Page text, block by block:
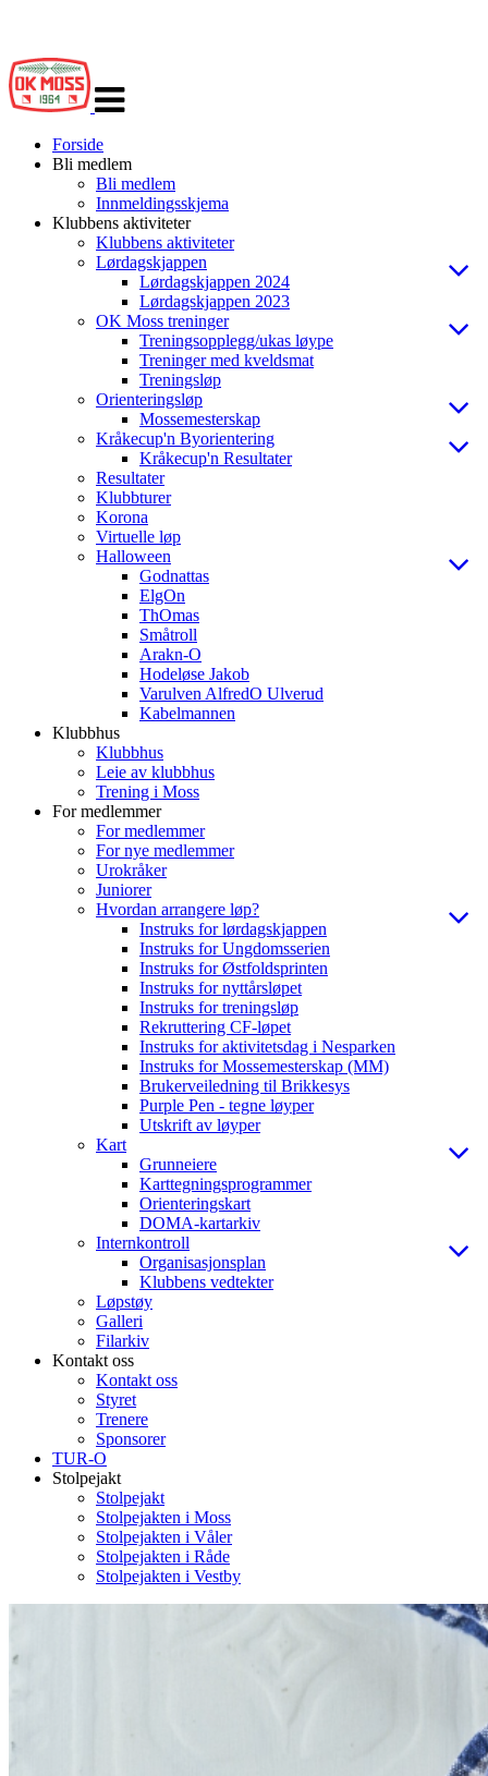
navigasjon
Forside
Bli medlem
Bli medlem
Innmeldingsskjema
Klubbens aktiviteter
Klubbens aktiviteter
Lørdagskjappen
Lørdagskjappen 2024
Lørdagskjappen 2023
OK Moss treninger
Treningsopplegg/ukas løype
Treninger med kveldsmat
Treningsløp
Orienteringsløp
Mossemesterskap
Kråkecup'n Byorientering
Kråkecup'n Resultater
Resultater
Klubbturer
Korona
Virtuelle løp
Halloween
Godnattas
ElgOn
ThOmas
Småtroll
Arakn-O
Hodeløse Jakob
Varulven AlfredO Ulverud
Kabelmannen
Klubbhus
Klubbhus
Leie av klubbhus
Trening i Moss
For medlemmer
For medlemmer
For nye medlemmer
Urokråker
Juniorer
Hvordan arrangere løp?
Instruks for lørdagskjappen
Instruks for Ungdomsserien
Instruks for Østfoldsprinten
Instruks for nyttårsløpet
Instruks for treningsløp
Rekruttering CF-løpet
Instruks for aktivitetsdag i Nesparken
Instruks for Mossemesterskap (MM)
Brukerveiledning til Brikkesys
Purple Pen - tegne løyper
Utskrift av løyper
Kart
Grunneiere
Karttegningsprogrammer
Orienteringskart
DOMA-kartarkiv
Internkontroll
Organisasjonsplan
Klubbens vedtekter
Løpstøy
Galleri
Filarkiv
Kontakt oss
Kontakt oss
Styret
Trenere
Sponsorer
TUR-O
Stolpejakt
Stolpejakt
Stolpejakten i Moss
Stolpejakten i Våler
Stolpejakten i Råde
Stolpejakten i Vestby